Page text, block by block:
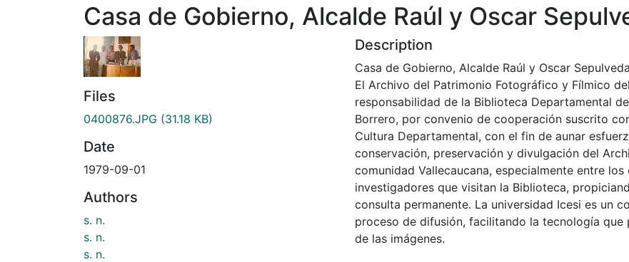
Casa de Gobierno, Alcalde Raúl y Oscar
Files
0400876.JPG (31.18 KB)
Date
1979-09-01
Authors
s. n.
s. n.
s. n.
Description
Casa de Gobierno, Alcalde Raúl y Oscar
El Archivo del Patrimonio Fotográfico y Fílmico
responsabilidad de la Biblioteca Departamental
Borrero, por convenio de cooperación suscrito
Cultura Departamental, con el fin de aunar
conservación, preservación y divulgación del
comunidad Vallecaucana, especialmente entre los
investigadores que visitan la Biblioteca,
consulta permanente. La universidad Icesi es un
proceso de difusión, facilitando la tecnología que
de las imágenes.